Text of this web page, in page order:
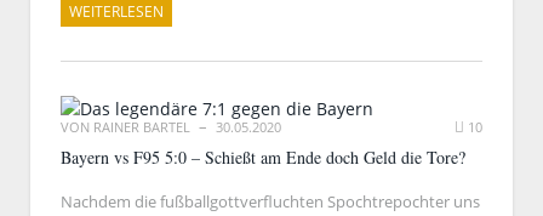
WEITERLESEN
VON RAINER BARTEL 30.05.2020 10
Bayern vs F95 5:0 – Schießt am Ende doch Geld die Tore?
Nachdem die fußballgottverfluchten Spochtrepochter uns